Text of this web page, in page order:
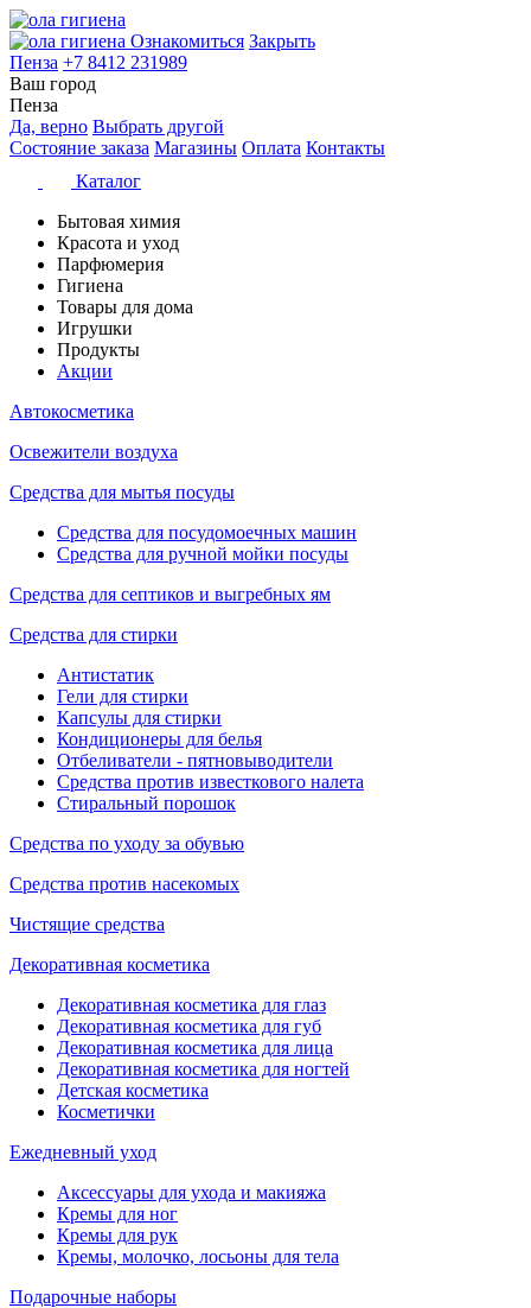
Ознакомиться Закрыть
Пенза +7 8412 231989
Ваш город
Пенза
Да, верно Выбрать другой
Состояние заказа Магазины Оплата Контакты
Каталог
Бытовая химия
Красота и уход
Парфюмерия
Гигиена
Товары для дома
Игрушки
Продукты
Акции
Автокосметика
Освежители воздуха
Средства для мытья посуды
Средства для посудомоечных машин
Средства для ручной мойки посуды
Средства для септиков и выгребных ям
Средства для стирки
Антистатик
Гели для стирки
Капсулы для стирки
Кондиционеры для белья
Отбеливатели - пятновыводители
Средства против известкового налета
Стиральный порошок
Средства по уходу за обувью
Средства против насекомых
Чистящие средства
Декоративная косметика
Декоративная косметика для глаз
Декоративная косметика для губ
Декоративная косметика для лица
Декоративная косметика для ногтей
Детская косметика
Косметички
Ежедневный уход
Аксессуары для ухода и макияжа
Кремы для ног
Кремы для рук
Кремы, молочко, лосьоны для тела
Подарочные наборы